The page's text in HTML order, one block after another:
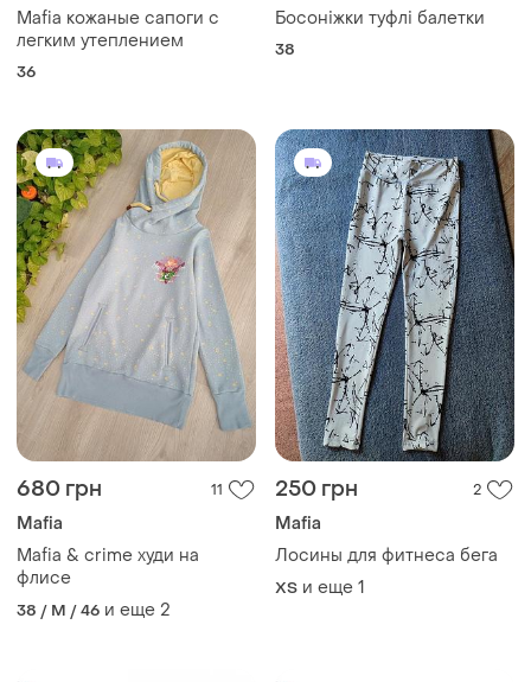
Mafia кожаные сапоги с
легким утеплением
36
Босоніжки туфлі балетки
38
680 грн 11
Mafia
Mafia & crime худи на
флисе
38 / M / 46 и еще 2
250 грн 2
Mafia
Лосины для фитнеса бега
ХS и еще 1